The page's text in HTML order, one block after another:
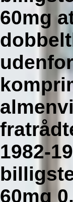
60mg
1982-
60mg